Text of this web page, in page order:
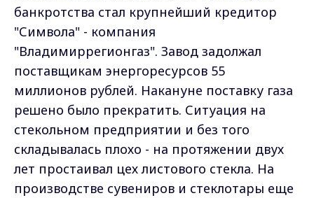
банкротства стал крупнейший кредитор
"Символа" - компания
"Владимиррегионгаз". Завод задолжал
поставщикам энергоресурсов 55
миллионов рублей. Накануне поставку газа
решено было прекратить. Ситуация на
стекольном предприятии и без того
складывалась плохо - на протяжении двух
лет простаивал цех листового стекла. На
производстве сувениров и стеклотары еще